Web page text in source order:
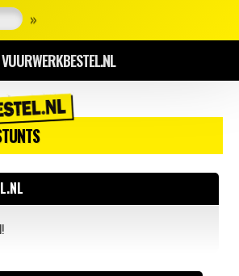
»
VUURWERKBESTEL.NL